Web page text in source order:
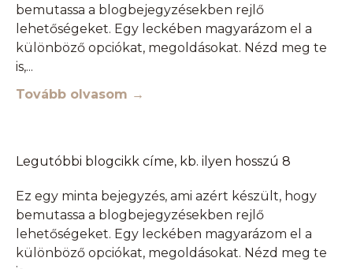
bemutassa a blogbejegyzésekben rejlő
lehetőségeket. Egy leckében magyarázom el a
különböző opciókat, megoldásokat. Nézd meg te
is,
Tovább olvasom →
Legutóbbi blogcikk címe, kb. ilyen hosszú 8
Ez egy minta bejegyzés, ami azért készült, hogy
bemutassa a blogbejegyzésekben rejlő
lehetőségeket. Egy leckében magyarázom el a
különböző opciókat, megoldásokat. Nézd meg te